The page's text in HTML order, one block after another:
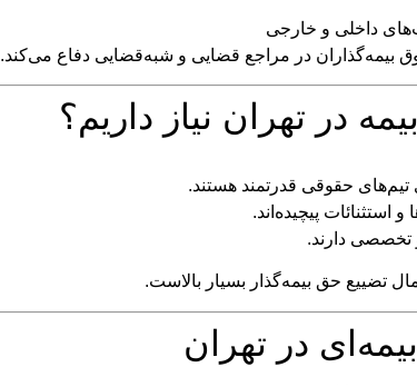
داخلی و خارجی
بیمه‌گذاران در مراجع قضایی و شبه‌قضایی دفاع می‌کند.
در تهران نیاز داریم؟
حقوقی قدرتمند هستند.
استثنائات پیچیده‌اند.
تخصصی دارند.
تضییع حق بیمه‌گذار بسیار بالاست.
در تهران